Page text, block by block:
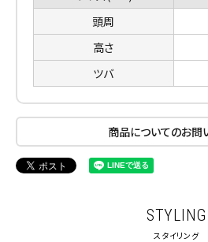
頭周
高さ
ツバ
商品についてのお問
STYLING
スタイリング